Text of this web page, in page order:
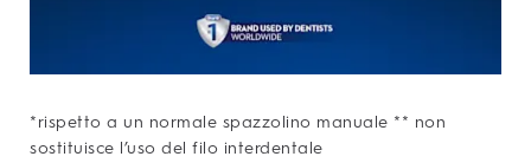
*rispetto a un normale spazzolino manuale ** non
sostituisce l’uso del filo interdentale